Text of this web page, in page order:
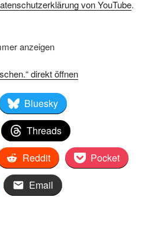
von YouTube.
anzeigen
direkt öffnen
Bluesky
Threads
Reddit
Pocket
Email